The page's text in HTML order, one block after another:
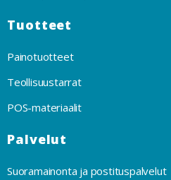
Tuotteet
Painotuotteet
Teollisuustarrat
POS-materiaalit
Palvelut
Suoramainonta ja postituspalvelut